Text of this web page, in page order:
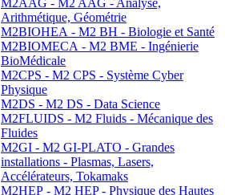
M2AAG - M2 AAG - Analyse,
Arithmétique, Géométrie
M2BIOHEA - M2 BH - Biologie et Santé
M2BIOMECA - M2 BME - Ingénierie
BioMédicale
M2CPS - M2 CPS - Système Cyber
Physique
M2DS - M2 DS - Data Science
M2FLUIDS - M2 Fluids - Mécanique des
Fluides
M2GI - M2 GI-PLATO - Grandes
installations - Plasmas, Lasers,
Accélérateurs, Tokamaks
M2HEP - M2 HEP - Physique des Hautes